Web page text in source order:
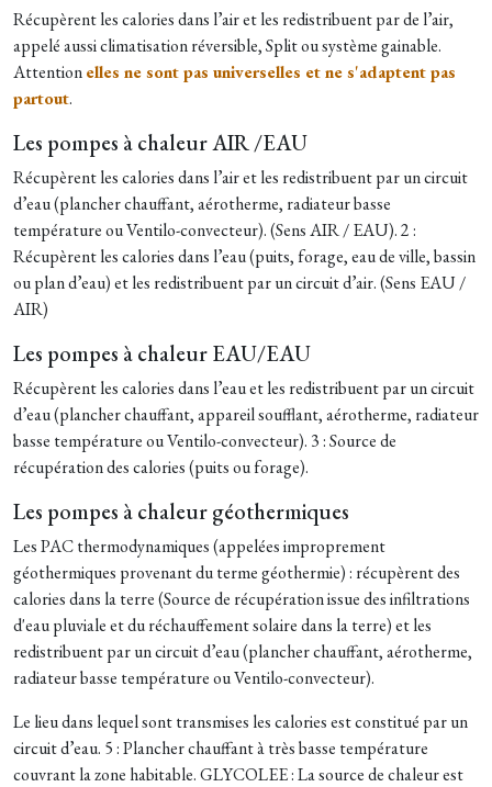
Récupèrent les calories dans l’air et les redistribuent par de l’air,
appelé aussi climatisation réversible, Split ou système gainable.
Attentionelles ne sont pas universelles et ne s'adaptent pas
partout.
Les pompes à chaleur AIR /EAU
Récupèrent les calories dans l’air et les redistribuent par un circuit
d’eau (plancher chauffant, aérotherme, radiateur basse
température ou Ventilo-convecteur). (Sens AIR / EAU). 2 :
Récupèrent les calories dans l’eau (puits, forage, eau de ville, bassin
ou plan d’eau) et les redistribuent par un circuit d’air. (Sens EAU /
AIR)
Les pompes à chaleur EAU/EAU
Récupèrent les calories dans l’eau et les redistribuent par un circuit
d’eau (plancher chauffant, appareil soufflant, aérotherme, radiateur
basse température ou Ventilo-convecteur). 3 : Source de
récupération des calories (puits ou forage).
Les pompes à chaleur géothermiques
Les PAC thermodynamiques (appelées improprement
géothermiques provenant du terme géothermie) : récupèrent des
calories dans la terre (Source de récupération issue des infiltrations
d'eau pluviale et du réchauffement solaire dans la terre) et les
redistribuent par un circuit d’eau (plancher chauffant, aérotherme,
radiateur basse température ou Ventilo-convecteur).
Le lieu dans lequel sont transmises les calories est constitué par un
circuit d’eau. 5 : Plancher chauffant à très basse température
couvrant la zone habitable. GLYCOLEE : La source de chaleur est